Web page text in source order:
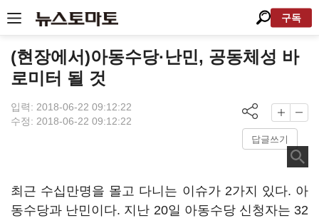
구독
(현장에서)아동수당·난민, 공동체성 바
로미터 될 것
입력: 2018-06-22 09:12:22
수정: 2018-06-22 09:12:22
답글쓰기
최근 수십만명을 몰고 다니는 이슈가 2가지 있다. 아
동수당과 난민이다. 지난 20일 아동수당 신청자는 32